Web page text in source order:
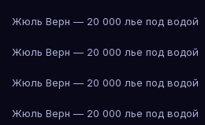
Жюль Верн — 20 000 лье под водой
Жюль Верн — 20 000 лье под водой
Жюль Верн — 20 000 лье под водой
Жюль Верн — 20 000 лье под водой